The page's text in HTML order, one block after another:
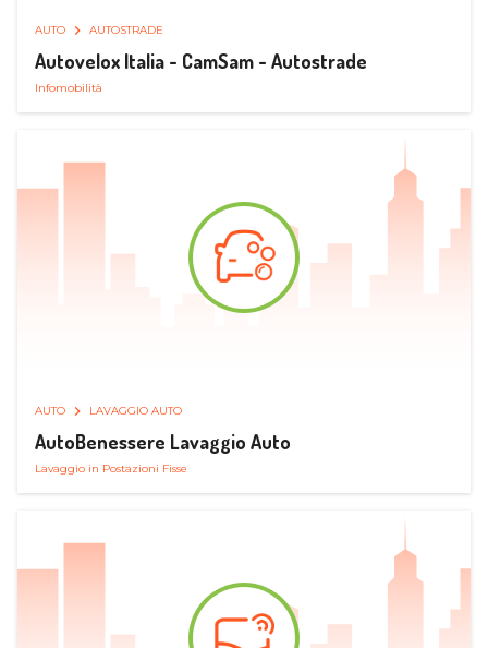
AUTO AUTOSTRADE
Autovelox Italia - CamSam - Autostrade
Infomobilità
AUTO LAVAGGIO AUTO
AutoBenessere Lavaggio Auto
Lavaggio in Postazioni Fisse